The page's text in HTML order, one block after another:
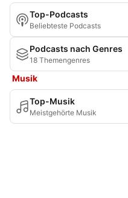
Top-Podcasts
Beliebteste Podcasts
Podcasts nach Genres
18 Themengenres
Musik
Top-Musik
Meistgehörte Musik